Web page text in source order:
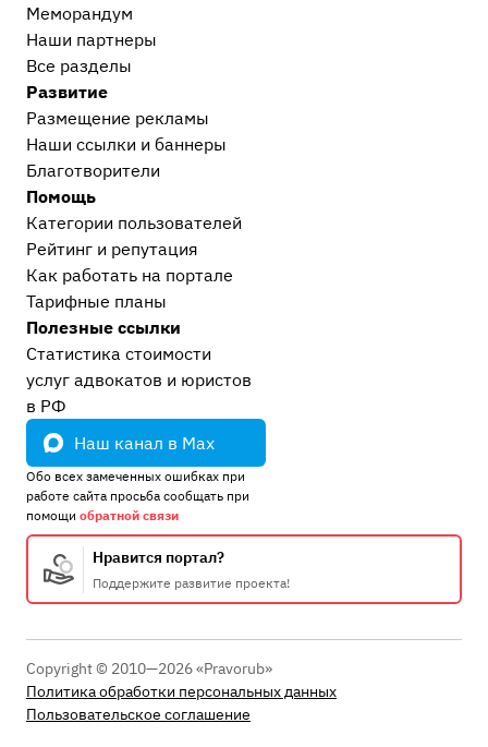
Меморандум
Наши партнеры
Все разделы
Развитие
Размещение рекламы
Наши ссылки и баннеры
Благотворители
Помощь
Категории пользователей
Рейтинг и репутация
Как работать на портале
Тарифные планы
Полезные ссылки
Статистика стоимости
услуг адвокатов и юристов
в РФ
Наш канал в Max
Обо всех замеченных ошибках при
работе сайта просьба сообщать при
помощи обратной связи
Нравится портал?
Поддержите развитие проекта!
Copyright © 2010—2026 «Pravorub»
Политика обработки персональных данных
Пользовательское соглашение